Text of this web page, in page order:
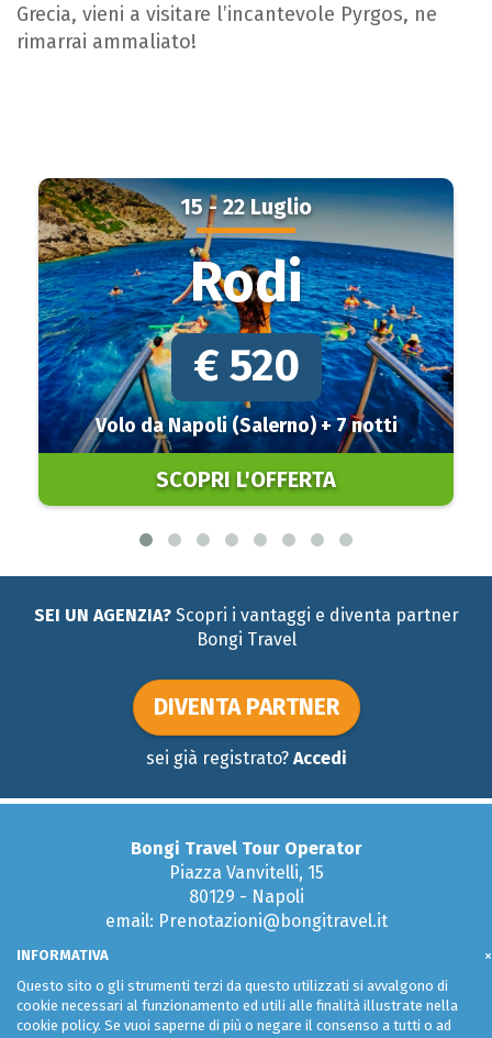
Grecia, vieni a visitare l’incantevole Pyrgos, ne
rimarrai ammaliato!
15 - 22 Luglio
Rodi
€ 520
Volo da Napoli (Salerno) + 7 notti
SCOPRI L'OFFERTA
SEI UN AGENZIA?Scopri i vantaggi e diventa partner
Bongi Travel
DIVENTA PARTNER
sei già registrato? Accedi
Bongi Travel Tour Operator
Piazza Vanvitelli, 15
80129 - Napoli
email: Prenotazioni@bongitravel.it
Condizioni generali di uso e vendita
×
INFORMATIVA
Questo sito o gli strumenti terzi da questo utilizzati si avvalgono di
cookie necessari al funzionamento ed utili alle finalità illustrate nella
cookie policy. Se vuoi saperne di più o negare il consenso a tutti o ad